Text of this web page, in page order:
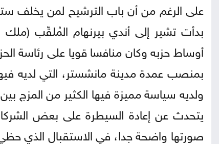
بدأت تشير إلى أندي بيرنهام المُلقّب
أوساط حزبه وكان منافسا قويا على رئاسة
بمنصب عمدة مدينة مانشستر، التي لديه
ولديه سياسة مميزة فيها الكثير من المزج
يتحدث عن إعادة السيطرة على بعض